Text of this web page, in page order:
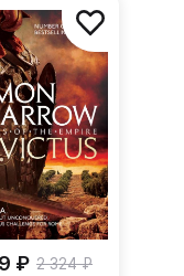
₽ 2 324 ₽